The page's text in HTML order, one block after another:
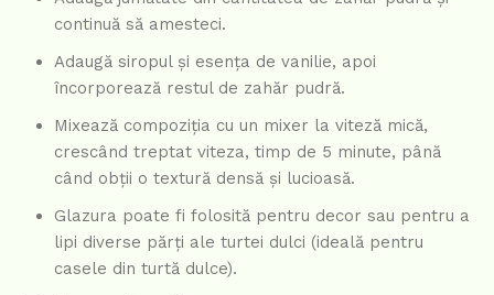
continuă să amesteci.
Adaugă siropul și esența de vanilie, apoi
încorporează restul de zahăr pudră.
Mixează compoziția cu un mixer la viteză mică,
crescând treptat viteza, timp de 5 minute, până
când obții o textură densă și lucioasă.
Glazura poate fi folosită pentru decor sau pentru a
lipi diverse părți ale turtei dulci (ideală pentru
casele din turtă dulce).